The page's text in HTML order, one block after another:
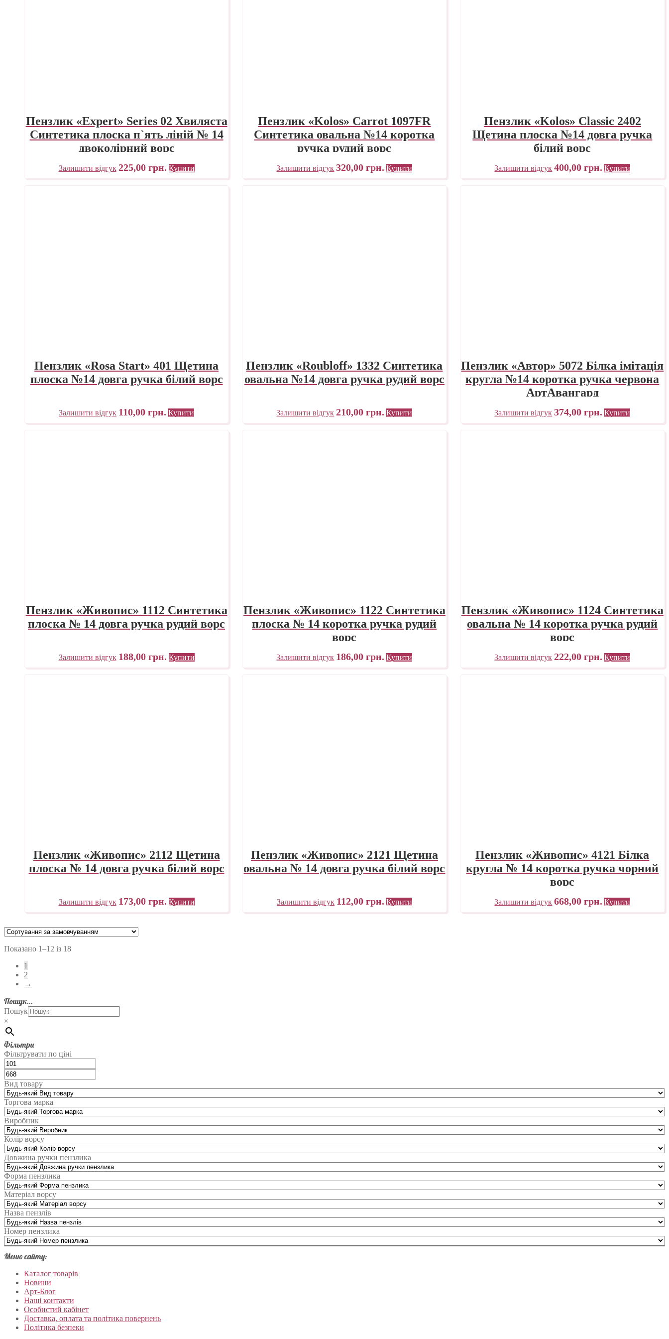
Пензлик «Expert» Series 02 Хвиляста
Синтетика плоска п`ять ліній № 14
двоколірний ворс
Залишити відгук 225,00 грн. Купити
Пензлик «Kolos» Carrot 1097FR
Синтетика овальна №14 коротка
ручка рудий ворс
Залишити відгук 320,00грн. Купити
Пензлик «Kolos» Classic 2402
Щетина плоска №14 довга ручка
білий ворс
Залишити відгук 400,00грн. Купити
Пензлик «Rosa Start» 401 Щетина
плоска №14 довга ручка білий ворс
Залишити відгук 110,00грн. Купити
Пензлик «Roubloff» 1332 Синтетика
овальна №14 довга ручка рудий ворс
Залишити відгук 210,00грн. Купити
Пензлик «Автор» 5072 Білка імітація
кругла №14 коротка ручка червона
АртАвангард
Залишити відгук 374,00грн. Купити
Пензлик «Живопис» 1112 Синтетика
плоска № 14 довга ручка рудий ворс
Залишити відгук 188,00 грн. Купити
Пензлик «Живопис» 1122 Синтетика
плоска № 14 коротка ручка рудий
ворс
Залишити відгук 186,00грн. Купити
Пензлик «Живопис» 1124 Синтетика
овальна № 14 коротка ручка рудий
ворс
Залишити відгук 222,00грн. Купити
Пензлик «Живопис» 2112 Щетина
плоска № 14 довга ручка білий ворс
Залишити відгук 173,00 грн. Купити
Пензлик «Живопис» 2121 Щетина
овальна № 14 довга ручка білий ворс
Залишити відгук 112,00 грн. Купити
Пензлик «Живопис» 4121 Білка
кругла № 14 коротка ручка чорний
ворс
Залишити відгук 668,00грн. Купити
Показано 1–12 із 18
1
2
→
Пошук…
Пошук
×
Фільтри
Фільтрувати по ціні
Вид товару
Торгова марка
Виробник
Колір ворсу
Довжина ручки пензлика
Форма пензлика
Матеріал ворсу
Назва пензлів
Номер пензлика
Меню сайту:
Каталог товарів
Новини
Арт-Блог
Наші контакти
Особистий кабінет
Доставка, оплата та політика повернень
Політика безпеки